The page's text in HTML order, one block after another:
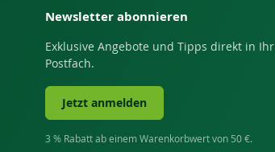
Newsletter abonnieren
Exklusive Angebote und Tipps direkt in Ihr
Postfach.
Jetzt anmelden
3 % Rabatt ab einem Warenkorbwert von 50 €.